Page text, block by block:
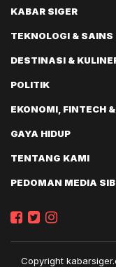
KABAR SIGER
TEKNOLOGI & SAINS
DESTINASI &
POLITIK
EKONOMI, FINTECH
GAYA HIDUP
TENTANG KAMI
PEDOMAN MEDIA
Copyright